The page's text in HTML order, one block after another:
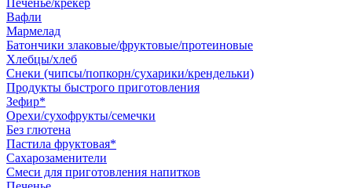
Печенье/крекер
Вафли
Мармелад
Батончики злаковые/фруктовые/протеиновые
Хлебцы/хлеб
Снеки (чипсы/попкорн/сухарики/крендельки)
Продукты быстрого приготовления
Зефир*
Орехи/сухофрукты/семечки
Без глютена
Пастила фруктовая*
Сахарозаменители
Смеси для приготовления напитков